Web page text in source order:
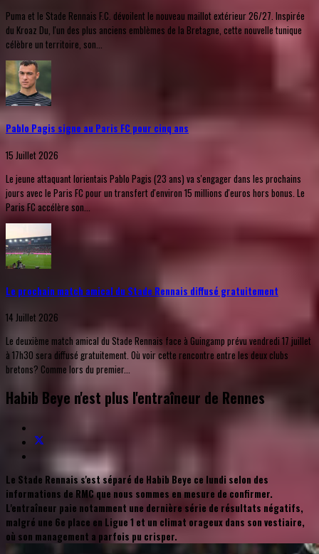
Puma et le Stade Rennais F.C. dévoilent le nouveau maillot extérieur 26/27. Inspirée
du Kroaz Du, l'un des plus anciens emblèmes de la Bretagne, cette nouvelle tunique
célèbre un territoire, son...
Pablo Pagis signe au Paris FC pour cinq ans
15 Juillet 2026
Le jeune attaquant lorientais Pablo Pagis (23 ans) va s'engager dans les prochains
jours avec le Paris FC pour un transfert d'environ 15 millions d'euros hors bonus. Le
Paris FC accélère son...
Le prochain match amical du Stade Rennais diffusé gratuitement
14 Juillet 2026
Le deuxième match amical du Stade Rennais face à Guingamp prévu vendredi 17 juillet
à 17h30 sera diffusé gratuitement. Où voir cette rencontre entre les deux clubs
bretons? Comme lors du premier...
Habib Beye n'est plus l'entraîneur de Rennes
Le Stade Rennais s'est séparé de Habib Beye ce lundi selon des
informations de RMC que nous sommes en mesure de confirmer.
L'entraîneur paie notamment une dernière série de résultats négatifs,
malgré une 6e place en Ligue 1 et un climat orageux dans son vestiaire,
où son management a parfois pu crisper.